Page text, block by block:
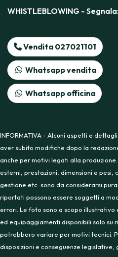
WHISTLEBLOWING -
Vendita 027021101
Whatsapp vendita
Whatsapp officina
INFORMATIVA - Alcuni aspetti e
aver subito modifiche dopo la
anche per motivi legati alla
esterni, prestazioni, dimensioni e pesi,
gestione etc. sono da considerarsi
riportati possono essere soggetti a
errori. Le foto sono a scopo
ed equipaggiamenti disponibili solo su
potrebbero variare per motivi tecnici.
disposizioni e conseguenze